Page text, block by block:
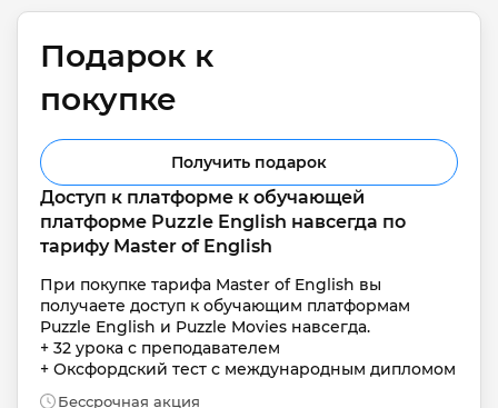
Подарок к
покупке
Получить подарок
Доступ к платформе к обучающей
платформе Puzzle English навсегда по
тарифу Master of English
При покупке тарифа Master of English вы
получаете доступ к обучающим платформам
Puzzle English и Puzzle Movies навсегда.
+ 32 урока с преподавателем
+ Оксфордский тест с международным дипломом
Бессрочная акция